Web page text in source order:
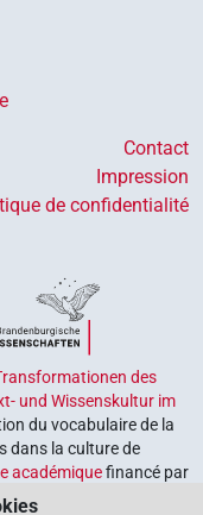
Contact
Impression
de confidentialité
des
und Wissenskultur im
du vocabulaire de la
dans la culture de
académiquefinancé par
des Länder de la